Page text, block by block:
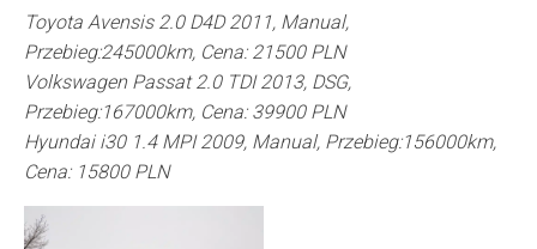
Toyota Avensis 2.0 D4D 2011, Manual,
Przebieg:245000km, Cena: 21500 PLN
Volkswagen Passat 2.0 TDI 2013, DSG,
Przebieg:167000km, Cena: 39900 PLN
Hyundai i30 1.4 MPI 2009, Manual, Przebieg:156000km,
Cena: 15800 PLN